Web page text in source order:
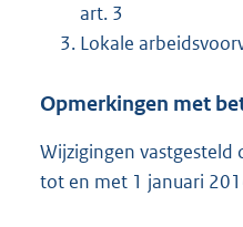
art. 3
Lokale
Opmerkingen met
Wijzigingen
tot en met 1 januari